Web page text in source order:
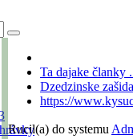
Ta dajake članky
Dzedzinske
https://
Rucil(a) do systemu